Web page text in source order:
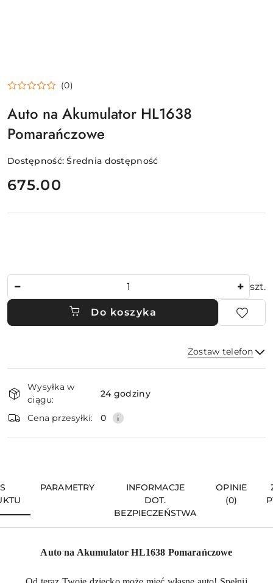
(0)
Auto na Akumulator HL1638
Pomarańczowe
Dostępność:Średnia dostępność
cena:
675.00
szt.
Do koszyka
Zostaw telefon
i
dostawa
Wysyłka w
ciągu:
24 godziny
Cena przesyłki: 0
PARAMETRY
INFORMACJE
DOT.
BEZPIECZEŃSTWA
OPINIE
(0)
Auto na Akumulator HL1638 Pomarańczowe